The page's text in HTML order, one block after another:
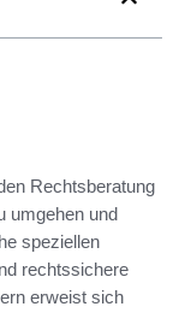
Rechtsberatung
umgehen und
speziellen
rechtssichere
erweist sich